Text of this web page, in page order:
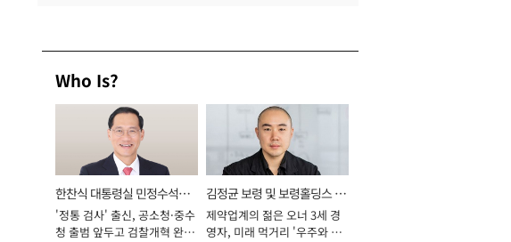
Who Is?
한찬식 대통령실 민정수석비
서관
'정통 검사' 출신, 공소청·중수
청 출범 앞두고 검찰개혁 완수
김정균 보령 및 보령홀딩스 대
표이사 사장
제약업계의 젊은 오너 3세 경
영자, 미래 먹거리 '우주와 헬